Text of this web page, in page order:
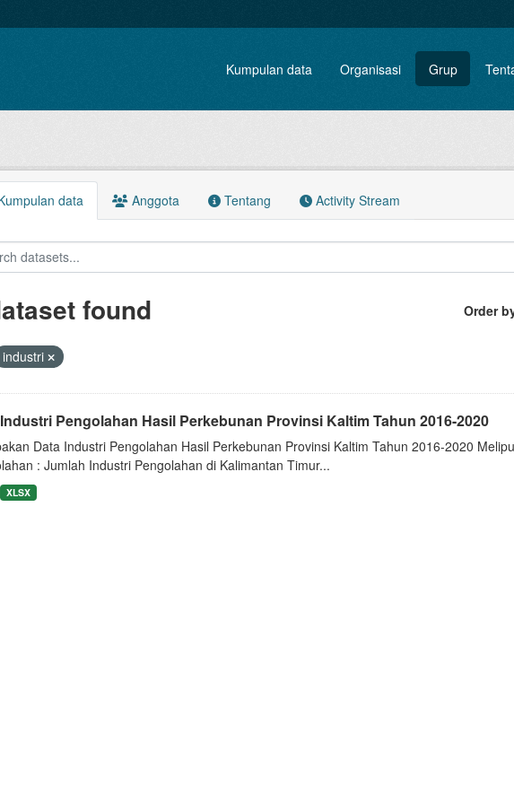
Kumpulan data Organisasi Grup
data Anggota Tentang Activity Stream
Order
found
industri
Pengolahan Hasil Perkebunan Provinsi Kaltim Tahun 2016-2020
Data Industri Pengolahan Hasil Perkebunan Provinsi Kaltim Tahun 2016-2020
: Jumlah Industri Pengolahan di Kalimantan Timur...
XLSX